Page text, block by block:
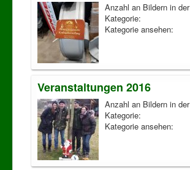
Anzahl an Bildern in der
Kategorie:
Kategorie ansehen:
Veranstaltungen 2016
Anzahl an Bildern in der
Kategorie:
Kategorie ansehen: